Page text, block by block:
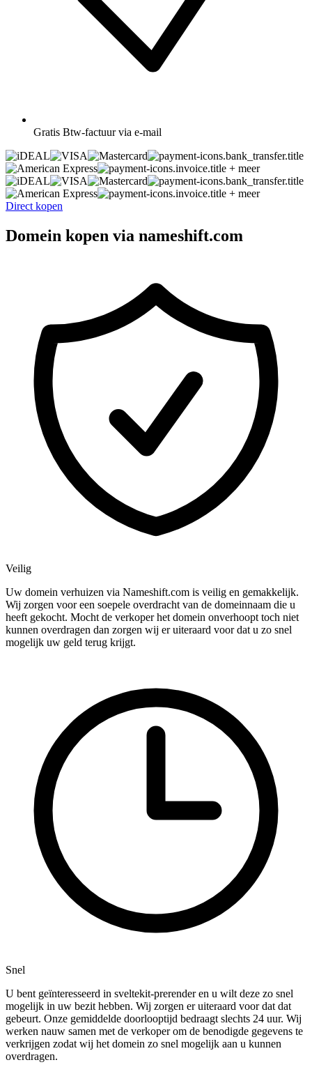
Gratis Btw-factuur via e-mail
+ meer
+ meer
Direct kopen
Domein kopen via nameshift.com
Veilig
Uw domein verhuizen via Nameshift.com is veilig en gemakkelijk.
Wij zorgen voor een soepele overdracht van de domeinnaam die u
heeft gekocht. Mocht de verkoper het domein onverhoopt toch niet
kunnen overdragen dan zorgen wij er uiteraard voor dat u zo snel
mogelijk uw geld terug krijgt.
Snel
U bent geïnteresseerd in sveltekit-prerender en u wilt deze zo snel
mogelijk in uw bezit hebben. Wij zorgen er uiteraard voor dat dat
gebeurt. Onze gemiddelde doorlooptijd bedraagt slechts 24 uur. Wij
werken nauw samen met de verkoper om de benodigde gegevens te
verkrijgen zodat wij het domein zo snel mogelijk aan u kunnen
overdragen.